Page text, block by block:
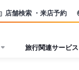
店舗検索 ・来店予約
旅行関連サービス